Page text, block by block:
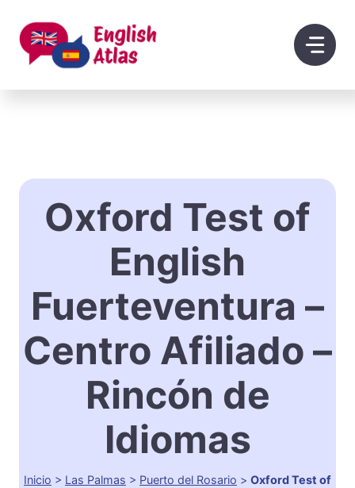
contenido
Oxford Test of
English
Fuerteventura –
Centro Afiliado –
Rincón de
Idiomas
Inicio > Las Palmas > Puerto del Rosario > Oxford Test of